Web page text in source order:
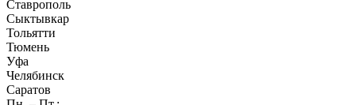
Ставрополь
Сыктывкар
Тольятти
Тюмень
Уфа
Челябинск
Саратов